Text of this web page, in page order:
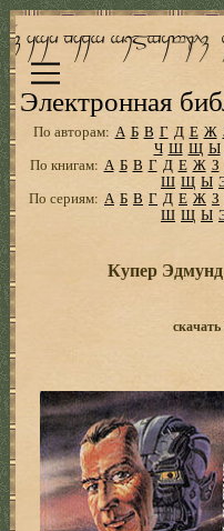
Электронная
По авторам: А Б В Г Д Е Ж
Ч Ш Щ Ы
По книгам: А Б В Г Д Е Ж З
Ш Щ Ы
По сериям: А Б В Г Д Е Ж З
Ш Щ Ы
Купер